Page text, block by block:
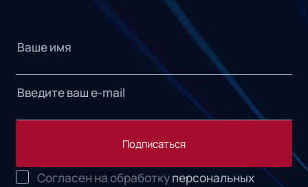
Подписаться
Согласен на обработкуперсональных